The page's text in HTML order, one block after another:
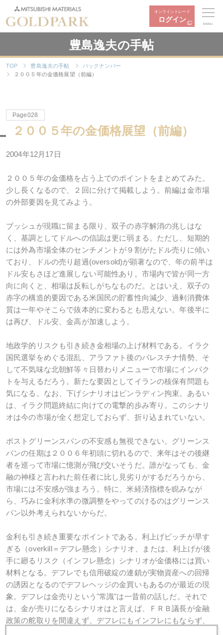
オンライントレード
ログイン
MENU
豊島逸夫の手帖
TOP 豊島逸夫の手帖
バックナンバー
２００５年の金価格展望（前編）
Page028
２００５年の金価格展望（前編）
2004年12月17日
２００５年の金価格を占う上でのポイントをまとめてみた。
少し長くなるので、２回に分けて掲載しよう。前編は金市場
の外部要因を見てみよう。
ブッシュが現職に留まる限り、双子の赤字解消の兆しはな
く、基調としてドルへの信認は更に弱まる。ただし、短期的
には外為市場全体のセンチメントが９割がたドル売りに傾い
ており、ドルの売り超過(oversold)が顕著なので、年の前半は
ドル安もさほど進展しない可能性あり。市場内で皆が同一方
向に向くと、相場は反転しがちなものだ。とはいえ、双子の
赤字の構造的要因である米国民の貯蓄性向減少、過剰消費体
質は一年やそこらで抜本的に変わるとも思えない。年後半に
は再び、ドル安、金高が加速しよう。
地政学的リスクも引き続き金相場の上げ材料である。イラク
国民選挙をめぐる混乱、アラファト後のパレスチナ情勢、そ
して不気味な北朝鮮等々日替わりメニューで市場にインパク
トを与えるだろう。新たな要因としてイランの核保有問題も
気になる。なお、下げシナリオはビンラディン拘束。あるい
は、イラク問題終結に向けての電撃的歩み寄り。このシナリ
オは今の市場が全く想定しておらず、折り込まれていない。
ポストグリーンスパンの不安感も無視できない。グリーンス
パンの任期は２００６年初頭に切れるので、来年はその後継
者を巡って市場に憶測が飛び交いそうだ。誰がなっても、金
融の神様と言われた前任者に比し見劣りがするだろうから、
市場には不安感が強まろう。特に、米経済指標を睨みなが
ら、巧みに金利水準の微調整をやってのけるのはグリーンス
パン以外考えられないからだ。
金利も引き続き重要なポイントである。利上げピッチが早す
ぎる（overkill＝デフレ懸念）シナリオ、または、利上げが後
手に廻るリスク（インフレ懸念）シナリオが金価格には買い
材料となる。デフレでも信用破綻の連鎖が実物資産への回帰
の誘因となるのでデフレヘッジの金買いもあるのが最近の現
象。デフレは金売りという"常識"は一昔前の話しだ。それで
は、金が売りになるシナリオはと言えば、ＦＲＢ議長が金融
政策の舵取りを間違えず、デフレにもインフレにもならず、